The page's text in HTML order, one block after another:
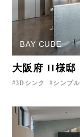
BAY CUBE
大阪府 H様邸
3Dシンク シンプル